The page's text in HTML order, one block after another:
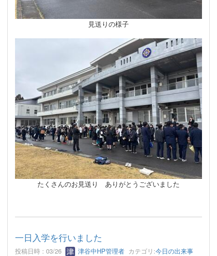
見送りの様子
たくさんのお見送り ありがとうございました
一日入学を行いました
投稿日時 : 03/26 津谷中HP管理者 カテゴリ:今日の出来事